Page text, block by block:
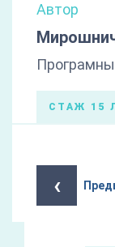
Автор
СТАЖ 15
‹